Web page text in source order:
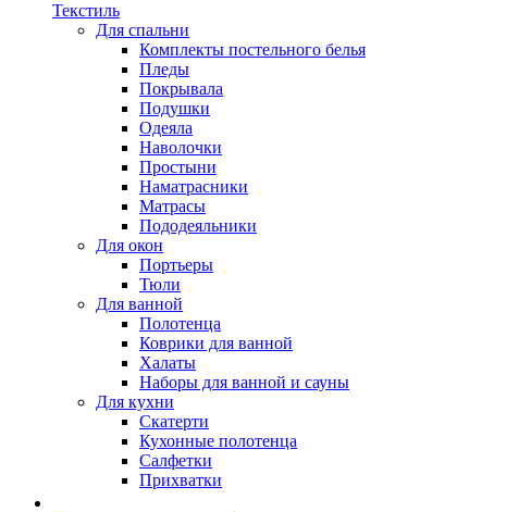
Текстиль
Для спальни
Комплекты постельного белья
Пледы
Покрывала
Подушки
Одеяла
Наволочки
Простыни
Наматрасники
Матрасы
Пододеяльники
Для окон
Портьеры
Тюли
Для ванной
Полотенца
Коврики для ванной
Халаты
Наборы для ванной и сауны
Для кухни
Скатерти
Кухонные полотенца
Салфетки
Прихватки